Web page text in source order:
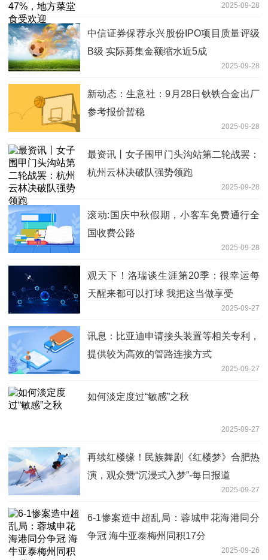
2025-09-28
中信证券保荐永兴股份IPO项目质量评级
B级 实际募集金额缩水近5成
2025-09-28
新动态：生意社：9月28日钬铁合金出厂
参考报价暂稳
2025-09-28
最资讯丨女子围甲门头沟站第二轮战罢：
杭州云林决破队强势领跑
2025-09-28
滚动:国庆中秋假期，小客车免费通行全
国收费公路
2025-09-28
观天下！洛瑞谈生涯第20季：很幸运每
天醒来都可以打球 我把这当做享受
2025-09-27
讯息：比亚迪申请接头装置等相关专利，
提供较为高效的管路连接方式
2025-09-27
如何淡定度过“敏感”之秋
2025-09-27
再续红楼缘！民族舞剧《红楼梦》合肥热
演，观众赞“沉浸式入梦”-每日报道
2025-09-27
6-1惨案造中超乱局：蓉城申花海港同分
争冠 海牛亚泰梅州同积17分
2025-09-26